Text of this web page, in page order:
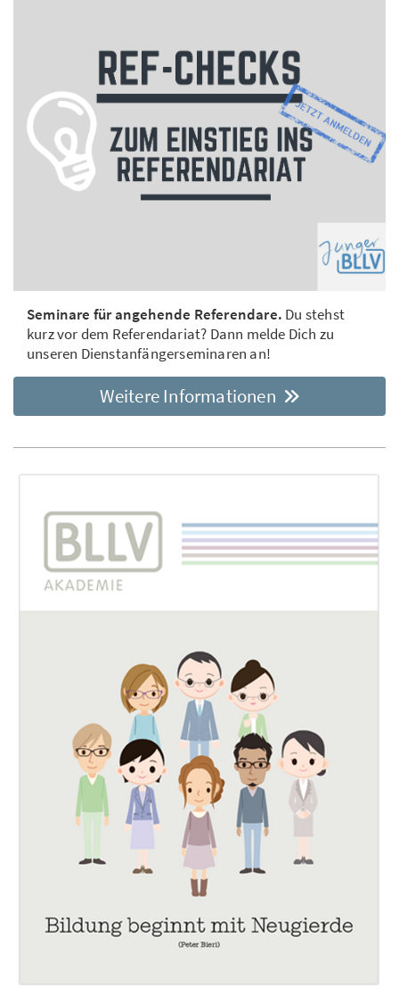
Seminare für angehende Referendare. Du stehst
kurz vor dem Referendariat? Dann melde Dich zu
unseren Dienstanfängerseminaren an!
Weitere Informationen